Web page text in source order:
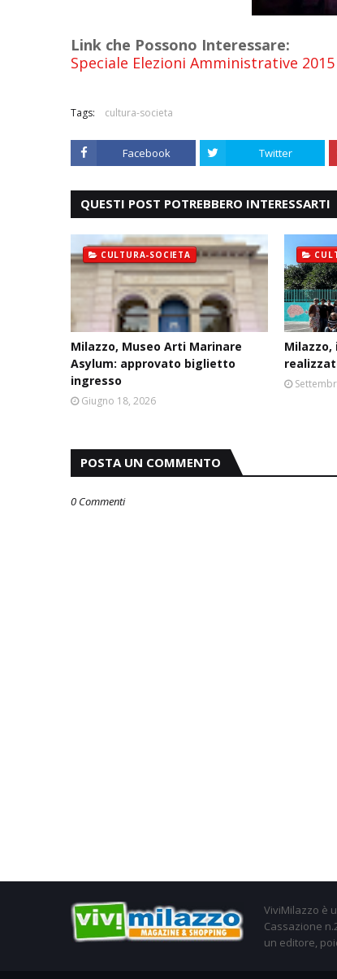
Link che Possono Interessare:
Speciale Elezioni Amministrative 2015
Tags: cultura-societa
Facebook Twitter
QUESTI POST POTREBBERO INTERESSARTI
CULTURA-SOCIETA
Milazzo, Museo Arti Marinare
Asylum: approvato biglietto
ingresso
Giugno 18, 2026
POSTA UN COMMENTO
0 Commenti
ViviMilazzo è
Cassazione
un editore,